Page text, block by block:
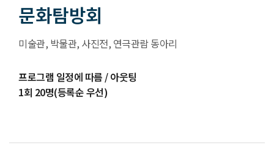
문화탐방회
미술관, 박물관, 사진전, 연극관람 동아리
프로그램 일정에 따름 / 아웃팅
1회 20명(등록순 우선)